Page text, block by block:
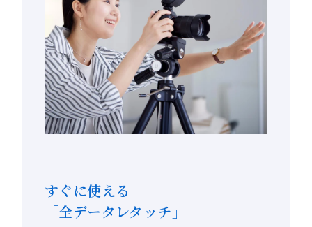
すぐに使える
「全データレタッチ」